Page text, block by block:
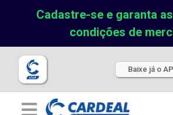
Cadastre-se e garanta
condições de
Baixe já o